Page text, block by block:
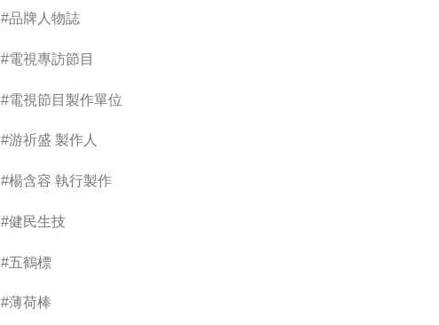
#品牌人物誌
#電視專訪節目
#電視節目製作單位
#游祈盛 製作人
#楊含容 執行製作
#健民生技
#五鶴標
#薄荷棒